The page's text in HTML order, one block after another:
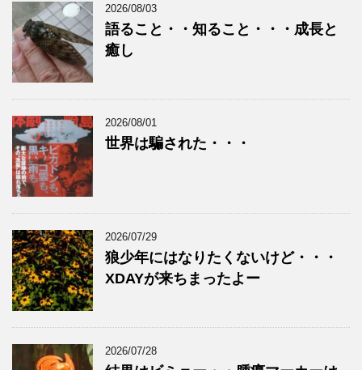
2026/08/03
語ること・・知ること・・・成長と
癒し
2026/08/01
世界は騙された・・・
2026/07/29
狼少年にはなりたくないけど・・・
XDAYが来ちまったよー
2026/07/28